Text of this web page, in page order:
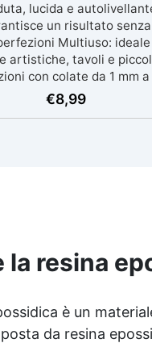
lucida e
un risultato senza
Multiuso: ideale
artistiche, tavoli e
con colate da 1 mm a
ai graffi e ai raggi
garantendo opere durature,
€8,99
la resina
è un
da resina